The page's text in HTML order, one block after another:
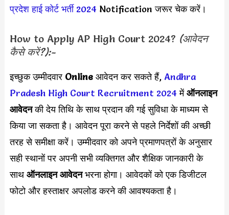
प्रदेश हाई कोर्ट भर्ती 2024 Notification जरूर चेक करें।
How to Apply AP High Court 2024? (आवेदन
कैसे करें?):-
इच्छुक उम्मीदवार Online आवेदन कर सकते हैं, Andhra
Pradesh High Court Recruitment 2024 मेंऑनलाइन
आवेदनकी देय तिथि के साथ प्रदान की गई सुविधा के माध्यम से
किया जा सकता है। आवेदन पूरा करने से पहले निर्देशों की अच्छी
तरह से समीक्षा करें। उम्मीदवार को अपने प्रमाणपत्रों के अनुसार
सही स्थानों पर अपनी सभी व्यक्तिगत और शैक्षिक जानकारी के
साथ ऑनलाइन आवेदनभरना होगा। आवेदकों को एक डिजीटल
फोटो और हस्ताक्षर अपलोड करने की आवश्यकता है।